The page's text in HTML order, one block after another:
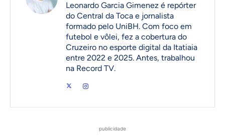
Leonardo Garcia Gimenez é repórter
do Central da Toca e jornalista
formado pelo UniBH. Com foco em
futebol e vôlei, fez a cobertura do
Cruzeiro no esporte digital da Itatiaia
entre 2022 e 2025. Antes, trabalhou
na Record TV.
publicidade